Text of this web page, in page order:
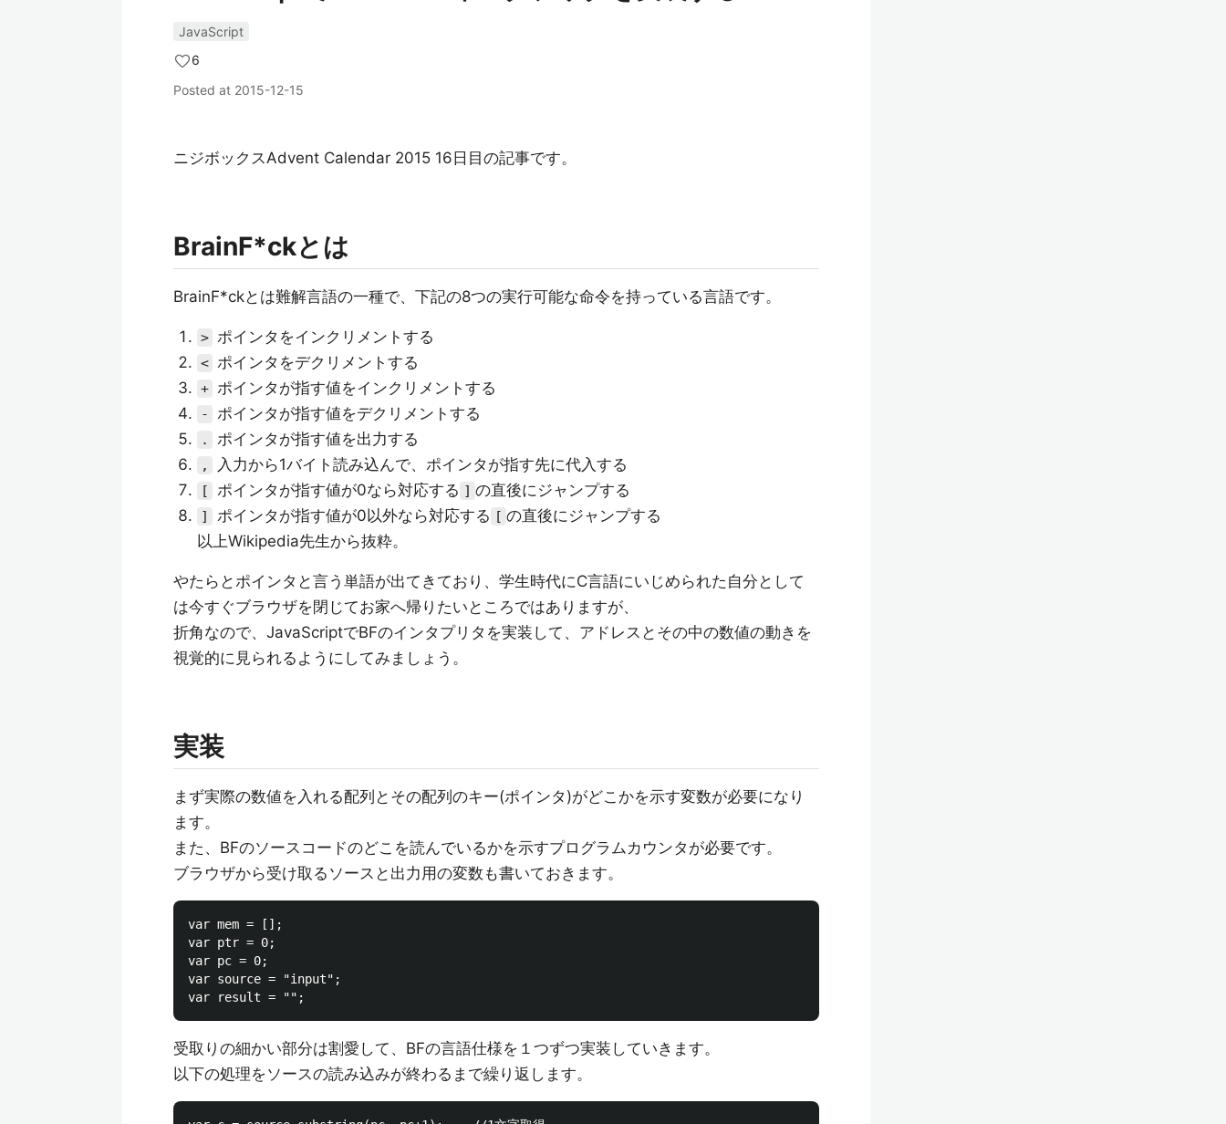
JavaScript
6
Posted at 2015-12-15
ニジボックスAdvent Calendar 2015 16日目の記事です。
BrainF*ckとは
BrainF*ckとは難解言語の一種で、下記の8つの実行可能な命令を持っている言語です。
> ポインタをインクリメントする
< ポインタをデクリメントする
+ ポインタが指す値をインクリメントする
- ポインタが指す値をデクリメントする
. ポインタが指す値を出力する
, 入力から1バイト読み込んで、ポインタが指す先に代入する
[ ポインタが指す値が0なら対応する ] の直後にジャンプする
] ポインタが指す値が0以外なら対応する [ の直後にジャンプする
以上Wikipedia先生から抜粋。
やたらとポインタと言う単語が出てきており、学生時代にC言語にいじめられた自分として
は今すぐブラウザを閉じてお家へ帰りたいところではありますが、
折角なので、JavaScriptでBFのインタプリタを実装して、アドレスとその中の数値の動きを
視覚的に見られるようにしてみましょう。
実装
まず実際の数値を入れる配列とその配列のキー(ポインタ)がどこかを示す変数が必要になり
ます。
また、BFのソースコードのどこを読んでいるかを示すプログラムカウンタが必要です。
ブラウザから受け取るソースと出力用の変数も書いておきます。
var mem = [];
var ptr = 0;
var pc = 0;
var source = "input";
受取りの細かい部分は割愛して、BFの言語仕様を１つずつ実装していきます。
以下の処理をソースの読み込みが終わるまで繰り返します。